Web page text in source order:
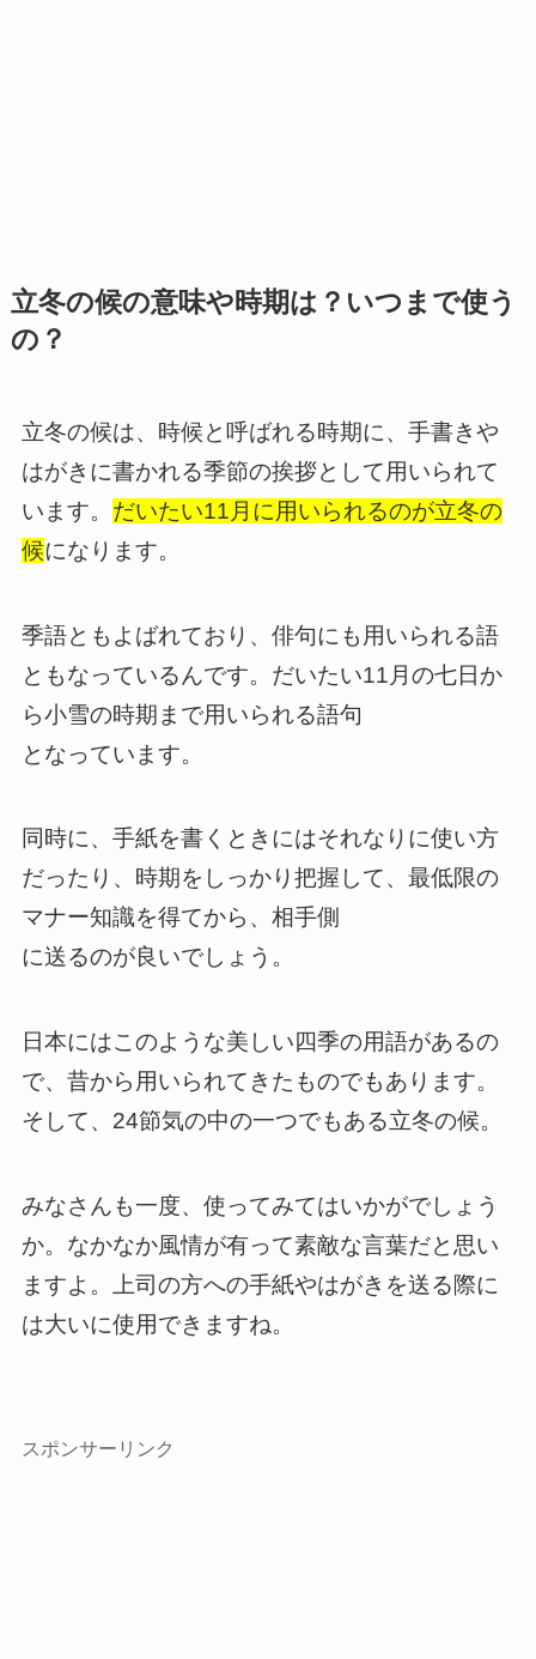
立冬の候の意味や時期は？いつまで使う
の？
立冬の候は、時候と呼ばれる時期に、手書きや
はがきに書かれる季節の挨拶として用いられて
います。 だいたい11月に用いられるのが立冬の
候になります。
季語ともよばれており、俳句にも用いられる語
ともなっているんです。だいたい11月の七日か
ら小雪の時期まで用いられる語句
となっています。
同時に、手紙を書くときにはそれなりに使い方
だったり、時期をしっかり把握して、最低限の
マナー知識を得てから、相手側
に送るのが良いでしょう。
日本にはこのような美しい四季の用語があるの
で、昔から用いられてきたものでもあります。
そして、24節気の中の一つでもある立冬の候。
みなさんも一度、使ってみてはいかがでしょう
か。なかなか風情が有って素敵な言葉だと思い
ますよ。上司の方への手紙やはがきを送る際に
は大いに使用できますね。
スポンサーリンク